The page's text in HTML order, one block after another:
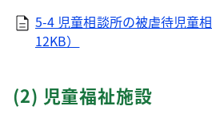
5-4 児童相談所の被虐待児童
12KB）
(2) 児童福祉施設